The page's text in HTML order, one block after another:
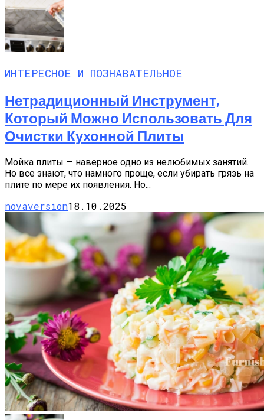
ИНТЕРЕСНОЕ И ПОЗНАВАТЕЛЬНОЕ
Нетрадиционный Инструмент,
Который Можно Использовать Для
Очистки Кухонной Плиты
Мойка плиты — наверное одно из нелюбимых занятий.
Но все знают, что намного проще, если убирать грязь на
плите по мере их появления. Но...
novaversion18.10.2025